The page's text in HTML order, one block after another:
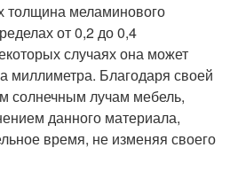
толщина меламинового
от 0,2 до 0,4
случаях она может
миллиметра. Благодаря своей
солнечным лучам мебель,
данного материала,
время, не изменяя своего